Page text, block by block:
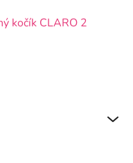
kočík CLARO 2